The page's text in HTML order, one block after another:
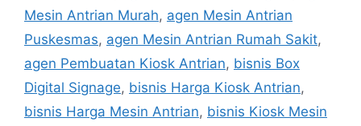
Mesin Antrian Murah, agen Mesin Antrian
Puskesmas, agen Mesin Antrian Rumah Sakit,
agen Pembuatan Kiosk Antrian, bisnis Box
Digital Signage, bisnis Harga Kiosk Antrian,
bisnis Harga Mesin Antrian, bisnis Kiosk Mesin